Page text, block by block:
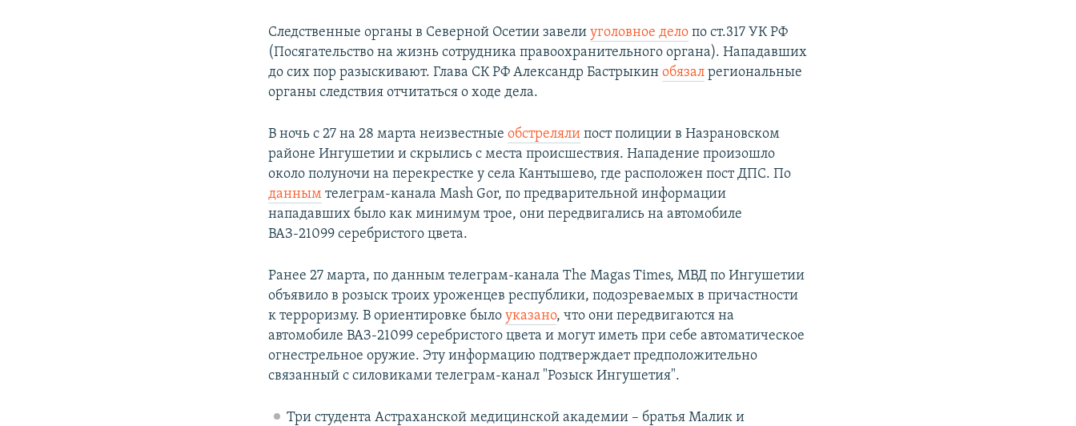
Следственные органы в Северной Осетии завелиуголовное дело по ст.317 УК РФ
(Посягательство на жизнь сотрудника правоохранительного органа). Нападавших
до сих пор разыскивают. Глава СК РФ Александр Бастрыкинобязал региональные
органы следствия отчитаться о ходе дела.
В ночь с 27 на 28 марта неизвестныеобстреляли пост полиции в Назрановском
районе Ингушетии и скрылись с места происшествия. Нападение произошло
около полуночи на перекрестке у села Кантышево, где расположен пост ДПС. По
данным телеграм-канала Mash Gor, по предварительной информации
нападавших было как минимум трое, они передвигались на автомобиле
ВАЗ-21099 серебристого цвета.
Ранее 27 марта, по данным телеграм-канала The Magas Times, МВД по Ингушетии
объявило в розыск троих уроженцев республики, подозреваемых в причастности
к терроризму. В ориентировке былоуказано, что они передвигаются на
автомобиле ВАЗ-21099 серебристого цвета и могут иметь при себе автоматическое
огнестрельное оружие. Эту информацию подтверждает предположительно
связанный с силовиками телеграм-канал "Розыск Ингушетия".
Три студента Астраханской медицинской академии – братья Малик и